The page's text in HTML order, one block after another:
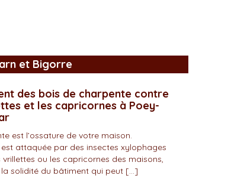
et Bigorre
des bois de charpente contre
et les capricornes à Poey-
est l’ossature de votre maison.
est attaquée par des insectes xylophages
vrillettes ou les capricornes des maisons,
la solidité du bâtiment qui peut […]